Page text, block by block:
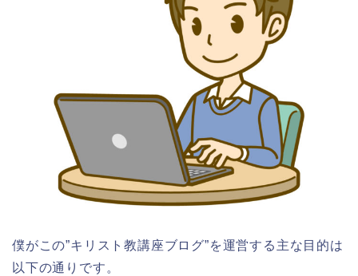
僕がこの”キリスト教講座ブログ”を運営する主な目的は
以下の通りです。